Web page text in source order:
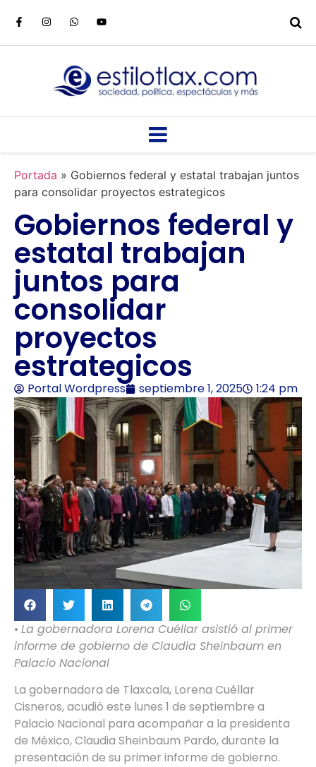
Portada » Gobiernos federal y estatal trabajan juntos
para consolidar proyectos estrategicos
Gobiernos federal y
estatal trabajan
juntos para
consolidar
proyectos
estrategicos
Portal Wordpress septiembre 1, 2025 1:24 pm
• La gobernadora Lorena Cuéllar asistió al primer
informe de gobierno de Claudia Sheinbaum en
Palacio Nacional
La gobernadora de Tlaxcala, Lorena Cuéllar
Cisneros, acudió este lunes 1 de septiembre a
Palacio Nacional para acompañar a la presidenta
de México, Claudia Sheinbaum Pardo, durante la
presentación de su primer informe de gobierno.